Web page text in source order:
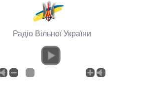
Радіо Вільної України